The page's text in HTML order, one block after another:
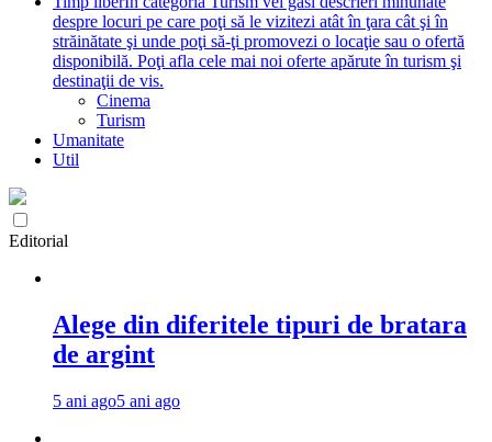
despre locuri pe care poţi să le vizitezi atât în ţara cât şi în
străinătate şi unde poţi să-ţi promovezi o locaţie sau o ofertă
disponibilă. Poţi afla cele mai noi oferte apărute în turism şi
destinaţii de vis.
Cinema
Turism
Umanitate
Util
Editorial
Alege din diferitele tipuri de bratara
de argint
5 ani ago5 ani ago